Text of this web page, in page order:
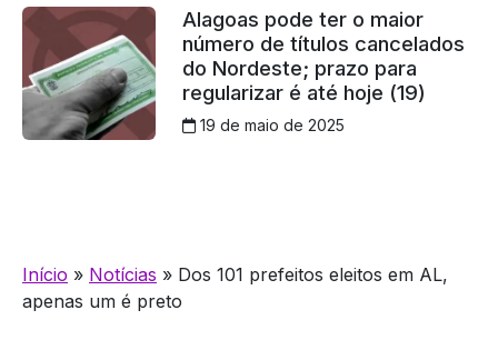
Alagoas pode ter o maior
número de títulos cancelados
do Nordeste; prazo para
regularizar é até hoje (19)
19 de maio de 2025
Início » Notícias » Dos 101 prefeitos eleitos em AL,
apenas um é preto